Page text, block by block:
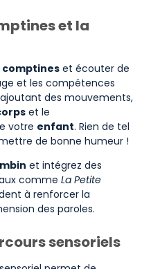
et la
comptines et écouter de
et les compétences
des mouvements,
et le
votre enfant. Rien de tel
de bonne humeur !
et intégrez des
comme La Petite
à renforcer la
des paroles.
sensoriels